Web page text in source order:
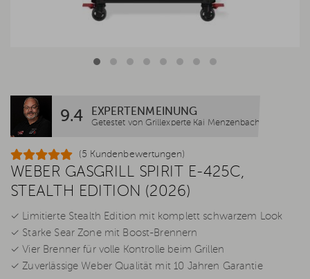
9.4 EXPERTENMEINUNG
Getestet von Grillexperte Kai Menzenbach
(5 Kundenbewertungen)
WEBER GASGRILL SPIRIT E-425C,
STEALTH EDITION (2026)
✓ Limitierte Stealth Edition mit komplett schwarzem Look
✓ Starke Sear Zone mit Boost-Brennern
✓ Vier Brenner für volle Kontrolle beim Grillen
✓ Zuverlässige Weber Qualität mit 10 Jahren Garantie